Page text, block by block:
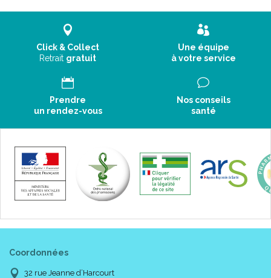
Click & Collect
Retrait gratuit
Une équipe
à votre service
Prendre
un rendez-vous
Nos conseils
santé
Coordonnées
32 rue Jeanne d’Harcourt